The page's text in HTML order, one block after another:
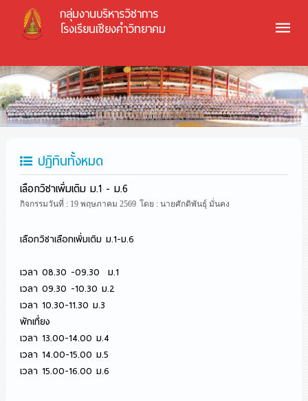
กลุ่มงานบริหารวิชาการ
โรงเรียนเชียงคำวิทยาคม
ปฏิทินทั้งหมด
เลือกวิชาเพิ่มเติม ม.1 - ม.6
กิจกรรมวันที่ : 19 พฤษภาคม 2569 โดย : นายศักดิพันธุ์ มั่นคง
เลือกวิชาเลือกเพิ่มเติม ม.1-ม.6
เวลา 08.30 -09.30 ม.1
เวลา 09.30 -10.30 ม.2
เวลา 10.30-11.30 ม.3
พักเที่ยง
เวลา 13.00-14.00 ม.4
เวลา 14.00-15.00 ม.5
เวลา 15.00-16.00 ม.6